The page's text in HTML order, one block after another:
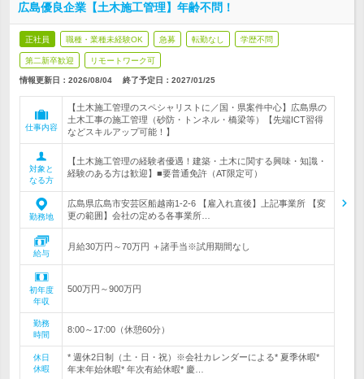
広島優良企業【土木施工管理】年齢不問！
正社員 職種・業種未経験OK 急募 転勤なし 学歴不問
第二新卒歓迎 リモートワーク可
情報更新日：2026/08/04 終了予定日： 2027/01/25
仕事内容
【土木施工管理のスペシャリストに／国・県案件中心】広島県の
土木工事の施工管理（砂防・トンネル・橋梁等）【先端ICT習得
などスキルアップ可能！】
対象と
なる方
【土木施工管理の経験者優遇！建築・土木に関する興味・知識・
経験のある方は歓迎】■要普通免許（AT限定可）
勤務地
広島県広島市安芸区船越南1-2-6 【雇入れ直後】上記事業所 【変
更の範囲】会社の定める各事業所…
給与
月給30万円～70万円 ＋諸手当※試用期間なし
初年度
年収
500万円～900万円
勤務
時間
8:00～17:00（休憩60分）
休日
休暇
* 週休2日制（土・日・祝）※会社カレンダーによる* 夏季休暇*
年末年始休暇* 年次有給休暇* 慶…